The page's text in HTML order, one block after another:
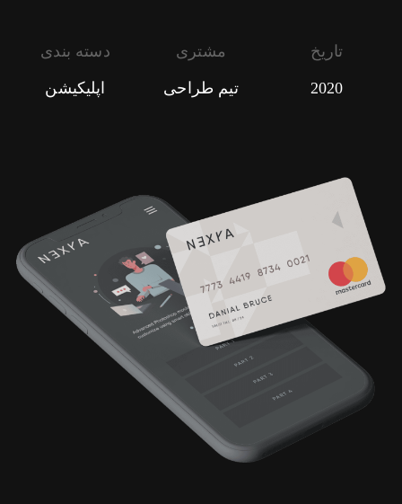
تاریخ
2020
مشتری
تیم طراحی
دسته بندی
اپلیکیشن